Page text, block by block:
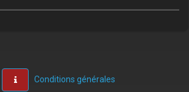
Conditions générales